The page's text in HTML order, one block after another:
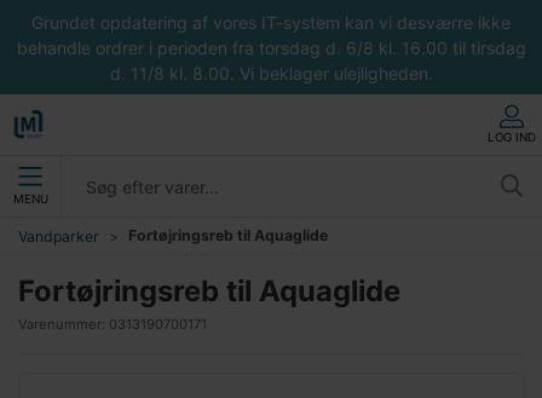
Grundet opdatering af vores IT-system kan vi desværre ikke
behandle ordrer i perioden fra torsdag d. 6/8 kl. 16.00 til tirsdag
d. 11/8 kl. 8.00. Vi beklager ulejligheden.
LOG IND
MENU
Vandparker Fortøjringsreb til Aquaglide
Fortøjringsreb til Aquaglide
Varenummer: 0313190700171